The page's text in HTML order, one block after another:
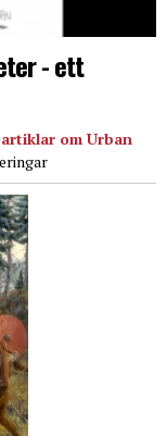
- ett
om Urban